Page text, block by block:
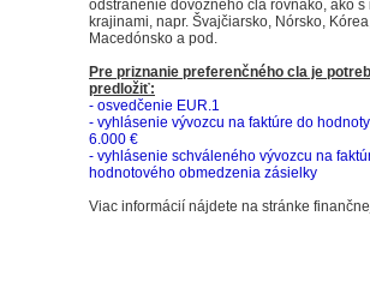
odstránenie dovozného cla rovnako, ako s
krajinami, napr. Švajčiarsko, Nórsko,
Macedónsko a pod.
Pre priznanie preferenčného cla je
predložiť:
- osvedčenie EUR.1
- vyhlásenie vývozcu na faktúre do
6.000 €
- vyhlásenie schváleného vývozcu na
hodnotového obmedzenia zásielky
Viac informácií nájdete na stránke